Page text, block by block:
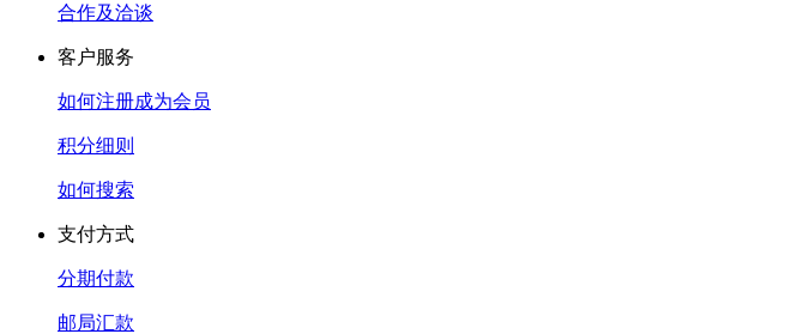
合作及洽谈
客户服务
如何注册成为会员
积分细则
如何搜索
支付方式
分期付款
邮局汇款